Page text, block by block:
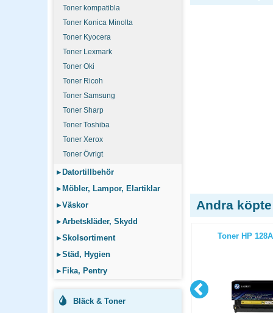
Toner kompatibla
Toner Konica Minolta
Toner Kyocera
Toner Lexmark
Toner Oki
Toner Ricoh
Toner Samsung
Toner Sharp
Toner Toshiba
Toner Xerox
Toner Övrigt
▸ Datortillbehör
▸ Möbler, Lampor, Elartiklar
▸Väskor
▸Arbetskläder, Skydd
▸Skolsortiment
▸Städ, Hygien
▸ Fika, Pentry
Bläck & Toner
Andra
Toner HP CE251A 7k cyan Toner HP